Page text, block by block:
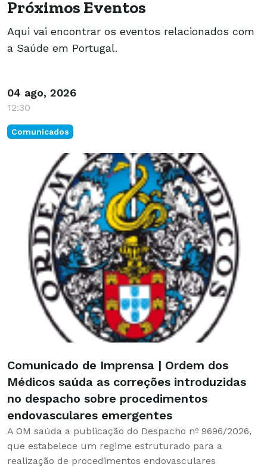
Próximos Eventos
Aqui vai encontrar os eventos relacionados com
a Saúde em Portugal.
04 ago, 2026
12:30
Comunicados
Comunicado de Imprensa | Ordem dos
Médicos saúda as correções introduzidas
no despacho sobre procedimentos
endovasculares emergentes
A OM saúda a publicação do Despacho nº 9696/2026,
que estabelece um regime estruturado para a
realização de procedimentos endovasculares